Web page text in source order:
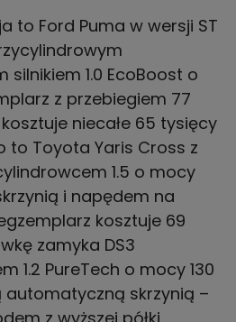
to Ford Puma w wersji ST
1.0 EcoBoost o
z przebiegiem 77
niecałe 65 tysięcy
to Toyota Yaris Cross z
1.5 o mocy
i napędem na
kosztuje 69
zamyka DS3
1.2 PureTech o mocy 130
automatyczną skrzynią –